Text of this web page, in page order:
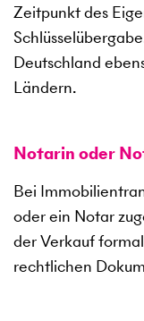
Zeitpunkt des
Deutschland
Ländern.
Notarin oder
Bei
oder ein Notar
der Verkauf
rechtlichen